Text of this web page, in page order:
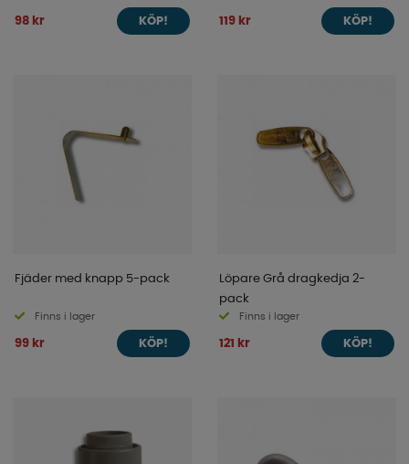
98 kr KÖP! 119 kr KÖP!
Fjäder med knapp 5-pack
Finns i lager
99 kr KÖP!
Löpare Grå dragkedja 2-
pack
Finns i lager
121 kr KÖP!